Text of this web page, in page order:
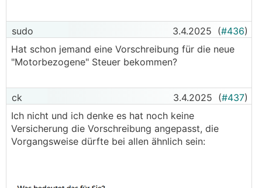
sudo 3.4.2025 (#436)
Hat schon jemand eine Vorschreibung für die neue
"Motorbezogene" Steuer bekommen?
ck 3.4.2025 (#437)
Ich nicht und ich denke es hat noch keine
Versicherung die Vorschreibung angepasst, die
Vorgangsweise dürfte bei allen ähnlich sein: